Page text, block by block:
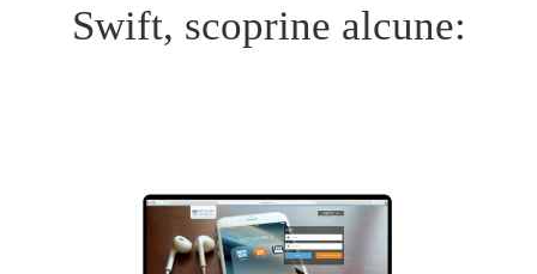
Swift, scoprine alcune: